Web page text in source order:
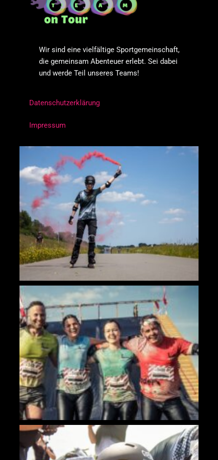
Wir sind eine vielfältige Sportgemeinschaft,
die gemeinsam Abenteuer erlebt. Sei dabei
und werde Teil unseres Teams!
Datenschutzerklärung
Impressum